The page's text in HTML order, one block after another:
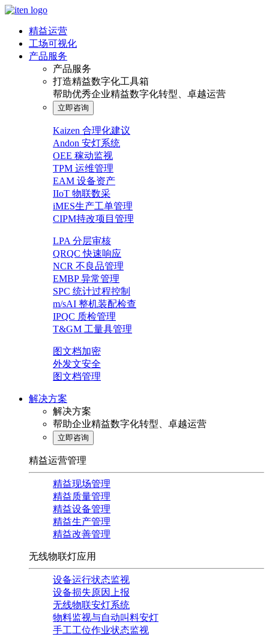
精益运营
工场可视化
产品服务
产品服务
打造精益数字化工具箱
帮助优秀企业精益数字化转型、卓越运营
立即咨询
Kaizen 合理化建议
Andon 安灯系统
OEE 稼动监视
TPM 运维管理
EAM 设备资产
IIoT 物联数采
iMES生产工单管理
CIPM持改项目管理
LPA 分层审核
QRQC 快速响应
NCR 不良品管理
EMBP 异常管理
SPC 统计过程控制
m/sAI 整机装配检查
IPQC 质检管理
T&GM 工量具管理
图文档加密
外发文安全
图文档管理
解决方案
解决方案
帮助企业精益数字化转型、卓越运营
立即咨询
精益运营管理
精益现场管理
精益质量管理
精益设备管理
精益生产管理
精益改善管理
无线物联灯应用
设备运行状态监视
设备损失原因上报
无线物联安灯系统
物料监视与自动叫料安灯
手工工位作业状态监视